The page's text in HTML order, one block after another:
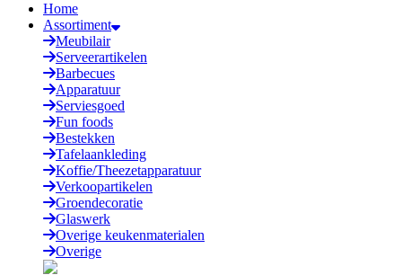
Home
Assortiment
Meubilair
Serveerartikelen
Barbecues
Apparatuur
Serviesgoed
Fun foods
Bestekken
Tafelaankleding
Koffie/Theezetapparatuur
Verkoopartikelen
Groendecoratie
Glaswerk
Overige keukenmaterialen
Overige